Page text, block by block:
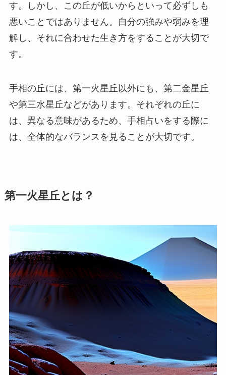
す。しかし、この丘が低いからといって必ずしも
悪いことではありません。自分の強みや弱みを理
解し、それに合わせた生き方をすることが大切で
す。
手相の丘には、第一火星丘以外にも、第二金星丘
や第三水星丘などがあります。それぞれの丘に
は、異なる意味があるため、手相占いをする際に
は、全体的なバランスを見ることが大切です。
第一火星丘とは？